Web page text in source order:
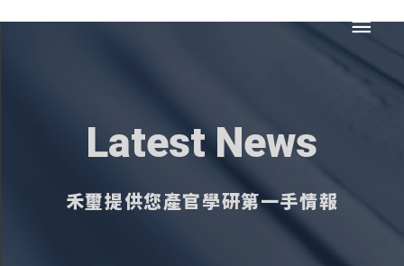
主
要
Latest News
禾璽提供您產官學研第一手情報